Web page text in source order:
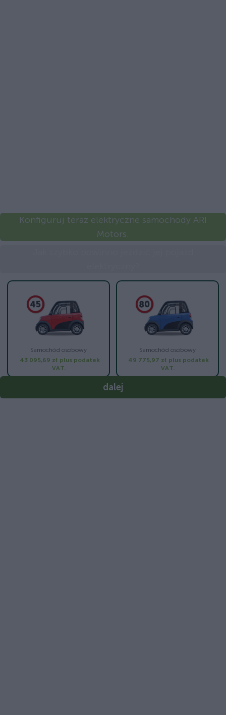
Konfiguruj teraz elektryczne samochody ARI
Motors.
Samochód osobowy
43 095,69 zł plus podatek
VAT.
Samochód osobowy
49 775,97 zł plus podatek
VAT.
dalej